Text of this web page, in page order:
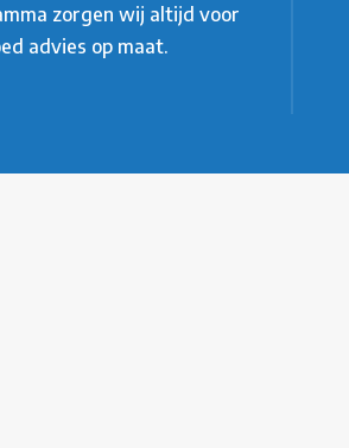
zorgen wij altijd voor
advies op maat.